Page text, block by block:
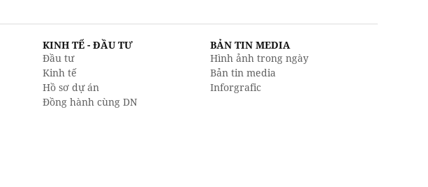
KINH TẾ - ĐẦU TƯ
Đầu tư
Kinh tế
Hồ sơ dự án
Đồng hành cùng DN
BẢN TIN MEDIA
Hình ảnh trong ngày
Bản tin media
Inforgrafic